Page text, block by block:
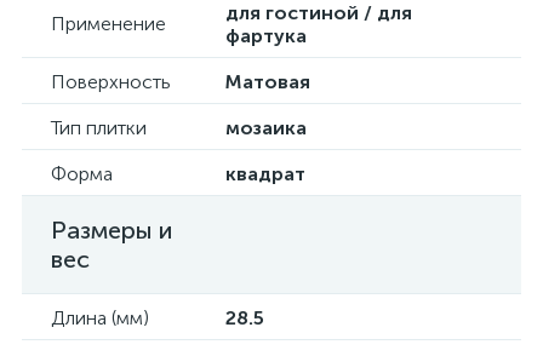
Применение
для гостиной / для
фартука
Поверхность
Матовая
Тип плитки
мозаика
Форма
квадрат
Размеры и
вес
Длина (мм)
28.5